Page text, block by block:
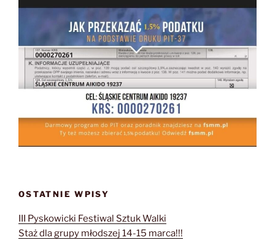
OSTATNIE WPISY
III Pyskowicki Festiwal Sztuk Walki
Staż dla grupy młodszej 14-15 marca!!!